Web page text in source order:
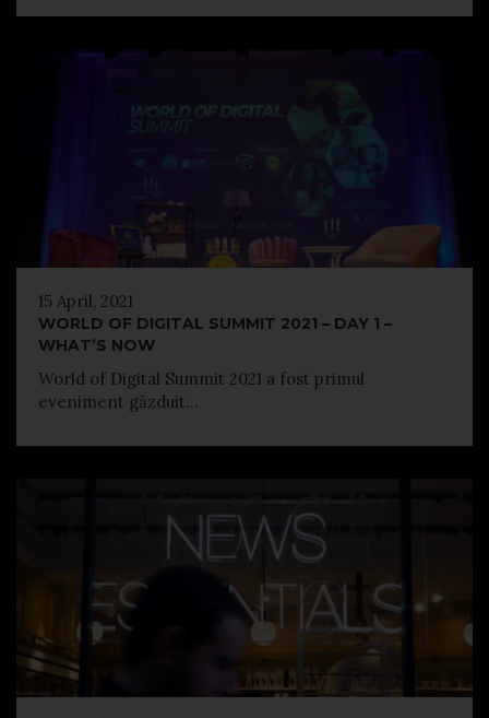
15 April, 2021
WORLD OF DIGITAL SUMMIT 2021 – DAY 1 –
WHAT’S NOW
World of Digital Summit 2021 a fost primul
eveniment găzduit...